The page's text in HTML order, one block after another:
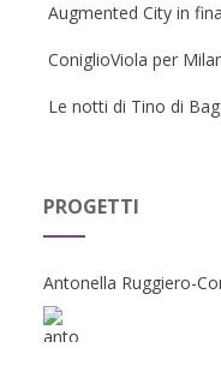
Augmented City in
ConiglioViola per
Le notti di Tino di
PROGETTI
Antonella Ruggiero-